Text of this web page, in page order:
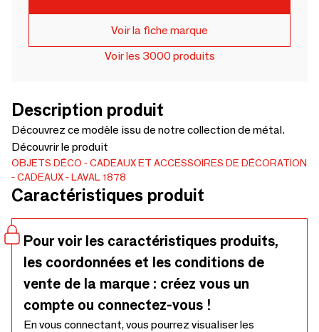
Voir la fiche marque
Voir les 3000 produits
Description produit
Découvrez ce modèle issu de notre collection de métal.
Découvrir le produit
OBJETS DÉCO
CADEAUX ET ACCESSOIRES DE DÉCORATION
CADEAUX
LAVAL 1878
Caractéristiques produit
Pour voir les caractéristiques produits,
les coordonnées et les conditions de
vente de la marque : créez vous un
compte ou connectez-vous !
En vous connectant, vous pourrez visualiser les